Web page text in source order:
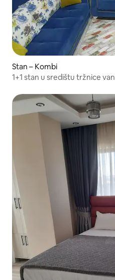
Stan – Kombi
1+1 stan u središtu tržnice van